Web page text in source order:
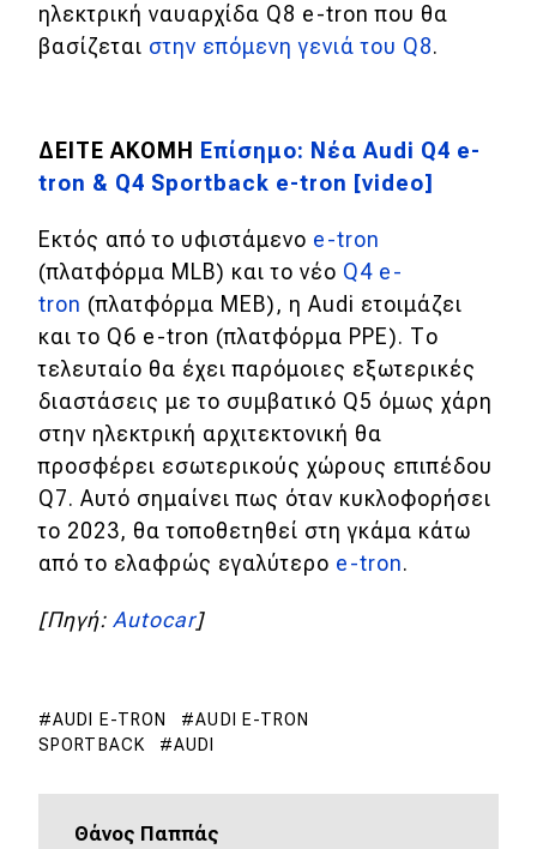
Σταθμοί φόρτισης
Νέα
DRIVE Away
MOTO
Μεταχειρισμένο
Οδηγός αγοράς
Συμβουλές
Χρηστικά
ΚΤΕΟ
ηλεκτρική ναυαρχίδα Q8 e-tron που θα
βασίζεται στην επόμενη γενιά του Q8.
ΔΕΙΤΕ ΑΚΟΜΗ
Επίσημο: Νέα Audi Q4 e-
tron & Q4 Sportback e-tron [video]
Εκτός από το υφιστάμενο e-tron
(πλατφόρμα MLB) και το νέο Q4 e-
tron (πλατφόρμα MEB), η Audi ετοιμάζει
και το Q6 e-tron (πλατφόρμα PPE). Το
τελευταίο θα έχει παρόμοιες εξωτερικές
διαστάσεις με το συμβατικό Q5 όμως χάρη
στην ηλεκτρική αρχιτεκτονική θα
προσφέρει εσωτερικούς χώρους επιπέδου
Q7. Αυτό σημαίνει πως όταν κυκλοφορήσει
το 2023, θα τοποθετηθεί στη γκάμα κάτω
από το ελαφρώς εγαλύτερο e-tron.
[Πηγή: Autocar]
AUDI E-TRON
AUDI E-TRON
SPORTBACK
AUDI
Θάνος Παππάς